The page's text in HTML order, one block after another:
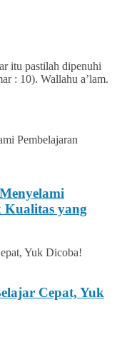
itu pastilah dipenuhi
: 10). Wallahu a’lam.
Kualitas yang
Cepat, Yuk